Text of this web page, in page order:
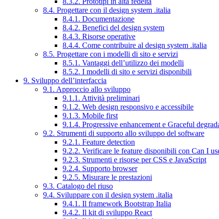
8.4. Progettare con il design system .italia
8.4.1. Documentazione
8.4.2. Benefici del design system
8.4.3. Risorse operative
8.4.4. Come contribuire al design system .italia
8.5. Progettare con i modelli di sito e servizi
8.5.1. Vantaggi dell’utilizzo dei modelli
8.5.2. I modelli di sito e servizi disponibili
9. Sviluppo dell’interfaccia
9.1. Approccio allo sviluppo
9.1.1. Attività preliminari
9.1.2. Web design responsivo e accessibile
9.1.3. Mobile first
9.1.4. Progressive enhancement e Graceful
9.2. Strumenti di supporto allo sviluppo del software
9.2.1. Feature detection
9.2.2. Verificare le feature disponibili con Can I
9.2.3. Strumenti e risorse per CSS e JavaScript
9.2.4. Supporto browser
9.2.5. Misurare le prestazioni
9.3. Catalogo del riuso
9.4. Sviluppare con il design system .italia
9.4.1. Il framework Bootstrap Italia
9.4.2. Il kit di sviluppo React